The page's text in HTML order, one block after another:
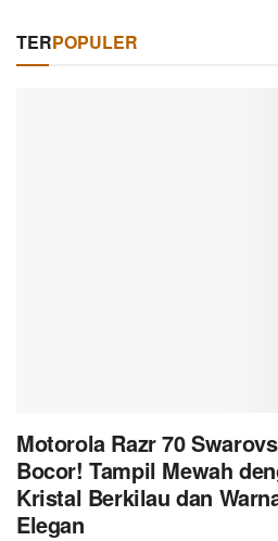
TERPOPULER
Motorola Razr 70
Bocor! Tampil Mewah
Kristal Berkilau dan
Elegan